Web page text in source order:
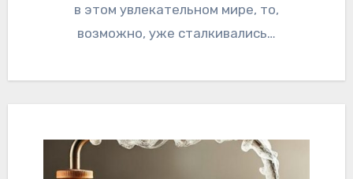
в этом увлекательном мире, то,
возможно, уже сталкивались…